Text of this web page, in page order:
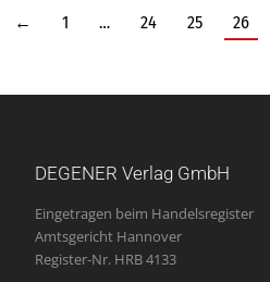
← 1 … 24 25 26
DEGENER Verlag GmbH
Eingetragen beim Handelsregister
Amtsgericht Hannover
Register-Nr. HRB 4133